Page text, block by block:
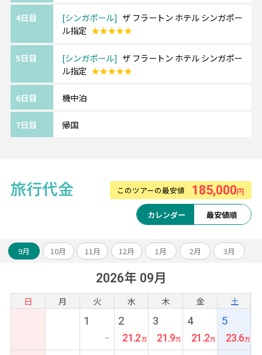
★★★TSJの嬉しいポイント★★★
き専用車送迎
POINT2：8時間カーチャーター等、オリジナ
5.LINEで現地日本語対応 など
ル シンガポール》━━・・
歴史の魅力を感じる美しい外観のシンガポー
ル代表格ホテル！
徒歩圏内です。
4日目 シンガポール
ザ フラートン ホテル シンガポー
ル指定 ★★★★★
5日目 シンガポール
ザ フラートン ホテル シンガポー
ル指定 ★★★★★
6日目 機中泊
7日目 帰国
旅行代金 このツアーの最安値 185,000円
カレンダー 最安値順
9月 10月 11月 12月 1月 2月 3月
2026年 09月
日 月 火 水 木 金 土
1
ー
2
21.2
3
21.9
4
21.2
5
23.6